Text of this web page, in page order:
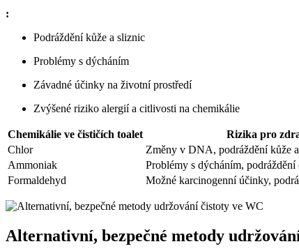
:
Podráždění kůže a sliznic
Problémy s dýcháním
Závadné účinky na životní prostředí
Zvýšené riziko alergií a citlivosti na chemikálie
Chemikálie ve čističích toalet
Rizika pro
Chlor
Změny v DNA, podráždění kůže
Ammoniak
Problémy s dýcháním, podráždění
Formaldehyd
Možné karcinogenní účinky,
Alternativní, bezpečné metody